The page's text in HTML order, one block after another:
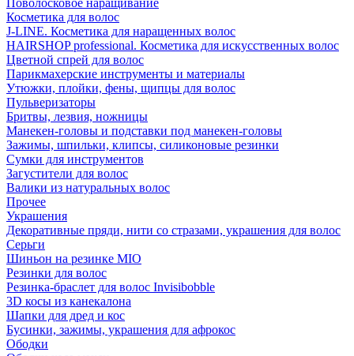
Поволосковое наращивание
Косметика для волос
J-LINE. Косметика для наращенных волос
HAIRSHOP professional. Косметика для искусственных волос
Цветной спрей для волос
Парикмахерские инструменты и материалы
Утюжки, плойки, фены, щипцы для волос
Пульверизаторы
Бритвы, лезвия, ножницы
Манекен-головы и подставки под манекен-головы
Зажимы, шпильки, клипсы, силиконовые резинки
Сумки для инструментов
Загустители для волос
Валики из натуральных волос
Прочее
Украшения
Декоративные пряди, нити со стразами, украшения для волос
Серьги
Шиньон на резинке MIO
Резинки для волос
Резинка-браслет для волос Invisibobble
3D косы из канекалона
Шапки для дред и кос
Бусинки, зажимы, украшения для афрокос
Ободки